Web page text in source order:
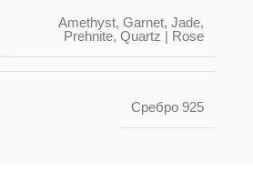
Amethyst,Garnet,Jade,
Prehnite,Quartz | Rose
Сребро 925